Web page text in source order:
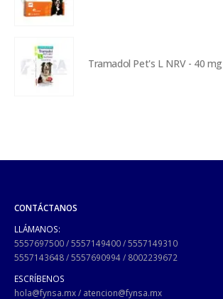
Tramadol Pet's L NRV - 40 mg
CONTÁCTANOS
LLÁMANOS:
5557697500/5557149400/5557149310
5557143648/5557690994/ 8002239672
ESCRÍBENOS
hola@fynsa.mx/ atencion@fynsa.mx